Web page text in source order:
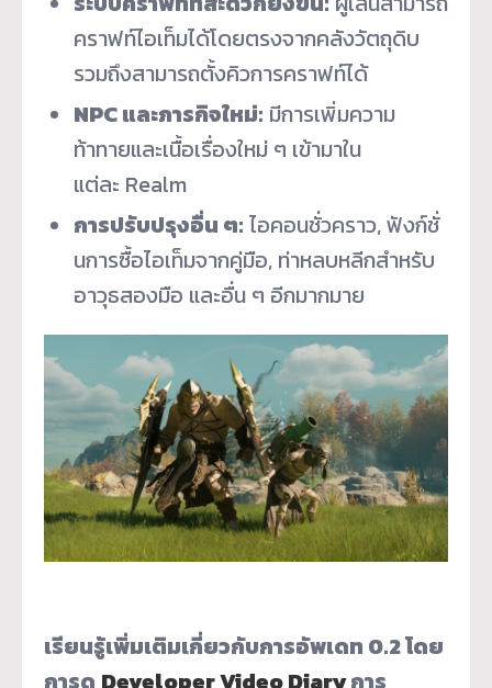
คราฟท์ไอเท็มได้โดยตรงจากคลังวัตถุดิบ
รวมถึงสามารถตั้งคิวการคราฟท์ได้
NPC และภารกิจใหม่: มีการเพิ่มความ
ท้าทายและเนื้อเรื่องใหม่ ๆ เข้ามาใน
แต่ละ Realm
การปรับปรุงอื่น ๆ: ไอคอนชั่วคราว, ฟังก์ชั่
นการซื้อไอเท็มจากคู่มือ, ท่าหลบหลีกสำหรับ
อาวุธสองมือ และอื่น ๆ อีกมากมาย
เรียนรู้เพิ่มเติมเกี่ยวกับการอัพเดท 0.2 โดย
การดู Developer Video Diaryการ